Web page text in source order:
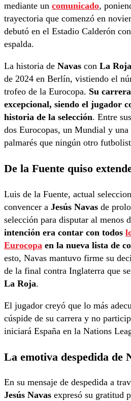
mediante un comunicado,
trayectoria que comenzó en
debutó en el Estadio Calderón
espalda.
La historia de Navas con La Roja
de 2024 en Berlín, vistiendo el
trofeo de la Eurocopa. Su
excepcional, siendo el jugador
historia de la selección. Entre
dos Eurocopas, un Mundial y
palmarés que ningún otro
De la Fuente quiso
Luis de la Fuente, actual
convencer a Jesús Navas de
selección para disputar al menos
intención era contar con todos
Eurocopa en la nueva lista de
esto, Navas mantuvo firme su
de la final contra Inglaterra que
La Roja.
El jugador creyó que lo más
cúspide de su carrera y no
iniciará España en la Nations
La emotiva despedida de
En su mensaje de despedida a
Jesús Navas expresó su gratitud